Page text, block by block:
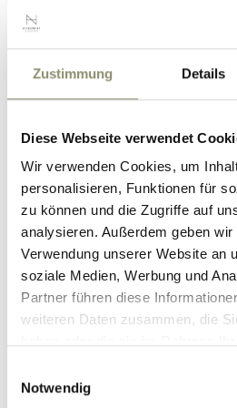
Zustimmung Details
Diese Webseite verwendet
Wir verwenden Cookies, um
personalisieren, Funktionen für
zu können und die Zugriffe auf
analysieren. Außerdem geben
Verwendung unserer Website an
soziale Medien, Werbung und
Partner führen diese
weiteren Daten zusammen, die
Notwendig
50
80